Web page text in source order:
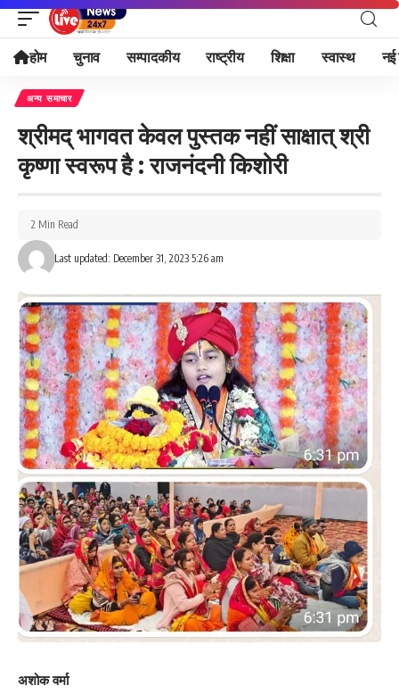
होम चुनाव सम्पादकीय राष्ट्रीय शिक्षा स्वास्थ नई
अन्य समाचार
श्रीमद् भागवत केवल पुस्तक नहीं साक्षात् श्री
कृष्णा स्वरूप है : राजनंदनी किशोरी
Last updated: December 31, 2023 5:26 am
2 Min Read
अशोक वर्मा